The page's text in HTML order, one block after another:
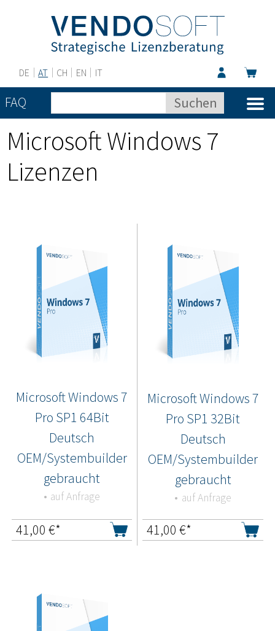
DE AT CH EN IT
FAQ
Microsoft Windows 7
Lizenzen
Microsoft Windows 7
Pro SP1 64Bit
Deutsch
OEM/Systembuilder
gebraucht
auf Anfrage
41,00 €*
Microsoft Windows 7
Pro SP1 32Bit
Deutsch
OEM/Systembuilder
gebraucht
auf Anfrage
41,00 €*